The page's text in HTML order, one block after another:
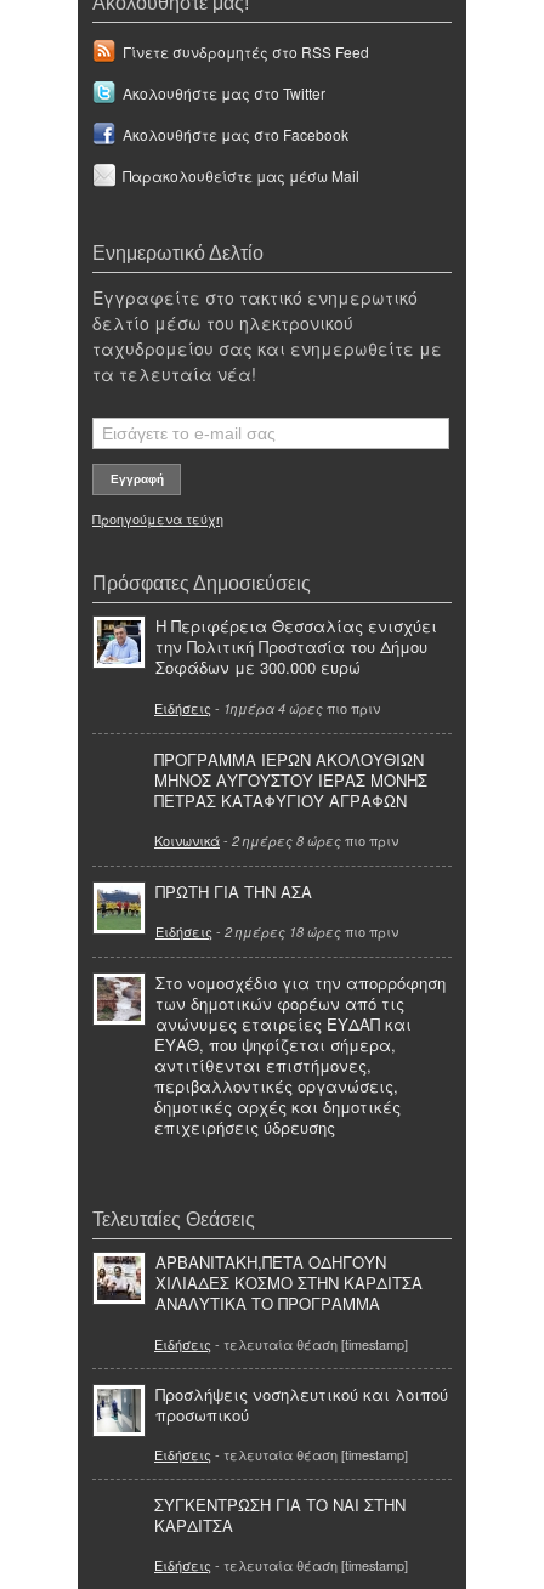
Γίνετε συνδρομητές στο RSS Feed
Ακολουθήστε μας στο Twitter
Ακολουθήστε μας στο Facebook
Παρακολουθείστε μας μέσω Mail
Ενημερωτικό Δελτίο
Εγγραφείτε στο τακτικό ενημερωτικό
δελτίο μέσω του ηλεκτρονικού
ταχυδρομείου σας και ενημερωθείτε με
τα τελευταία νέα!
Προηγούμενα τεύχη
Πρόσφατες Δημοσιεύσεις
Η Περιφέρεια Θεσσαλίας ενισχύει
την Πολιτική Προστασία του Δήμου
Σοφάδων με 300.000 ευρώ
Ειδήσεις - 1ημέρα 4 ώρες πιο πριν
ΠΡΟΓΡΑΜΜΑ ΙΕΡΩΝ ΑΚΟΛΟΥΘΙΩΝ
ΜΗΝΟΣ ΑΥΓΟΥΣΤΟΥ ΙΕΡΑΣ ΜΟΝΗΣ
ΠΕΤΡΑΣ ΚΑΤΑΦΥΓΙΟΥ ΑΓΡΑΦΩΝ
Κοινωνικά- 2 ημέρες 8 ώρες πιο πριν
ΠΡΩΤΗ ΓΙΑ ΤΗΝ ΑΣΑ
Ειδήσεις - 2 ημέρες 18 ώρες πιο πριν
Στο νομοσχέδιο για την απορρόφηση
των δημοτικών φορέων από τις
ανώνυμες εταιρείες ΕΥΔΑΠ και
ΕΥΑΘ, που ψηφίζεται σήμερα,
αντιτίθενται επιστήμονες,
περιβαλλοντικές οργανώσεις,
δημοτικές αρχές και δημοτικές
επιχειρήσεις ύδρευσης
Τελευταίες Θεάσεις
ΑΡΒΑΝΙΤΑΚΗ,ΠΕΤΑ ΟΔΗΓΟΥΝ
ΧΙΛΙΑΔΕΣ ΚΟΣΜΟ ΣΤΗΝ ΚΑΡΔΙΤΣΑ
ΑΝΑΛΥΤΙΚΑ ΤΟ ΠΡΟΓΡΑΜΜΑ
Ειδήσεις - τελευταία θέαση [timestamp]
Προσλήψεις νοσηλευτικού και λοιπού
προσωπικού
Ειδήσεις - τελευταία θέαση [timestamp]
ΣΥΓΚΕΝΤΡΩΣΗ ΓΙΑ ΤΟ ΝΑΙ ΣΤΗΝ
ΚΑΡΔΙΤΣΑ
Ειδήσεις - τελευταία θέαση [timestamp]